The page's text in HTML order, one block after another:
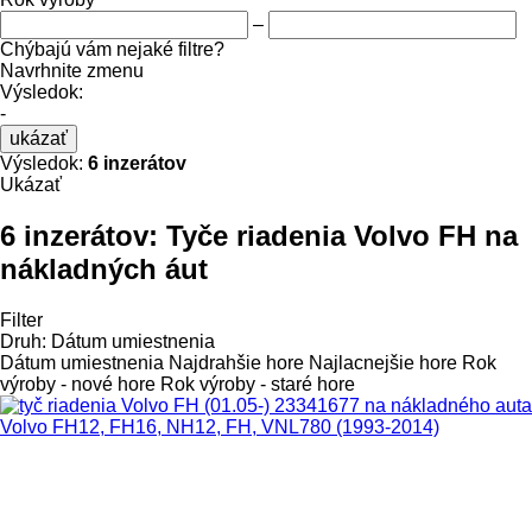
–
Chýbajú vám nejaké filtre?
Navrhnite zmenu
Výsledok:
-
ukázať
Výsledok: 6 inzerátov
Ukázať
6 inzerátov: Tyče riadenia Volvo FH na
nákladných áut
Filter
Druh: Dátum umiestnenia
Dátum umiestnenia Najdrahšie hore Najlacnejšie hore Rok
výroby - nové hore Rok výroby - staré hore